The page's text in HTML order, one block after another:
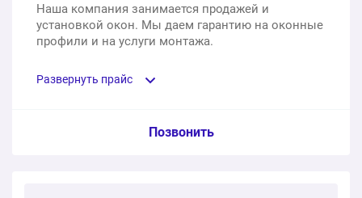
Наша компания занимается продажей и
установкой окон. Мы даем гарантию на оконные
профили и на услуги монтажа.
Развернуть прайс
Услуга из прайс-листа / Ед. изм. / Цена
Позвонить